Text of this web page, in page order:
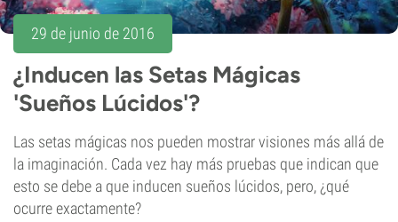
29 de junio de 2016
¿Inducen las Setas Mágicas
'Sueños Lúcidos'?
Las setas mágicas nos pueden mostrar visiones más allá de
la imaginación. Cada vez hay más pruebas que indican que
esto se debe a que inducen sueños lúcidos, pero, ¿qué
ocurre exactamente?